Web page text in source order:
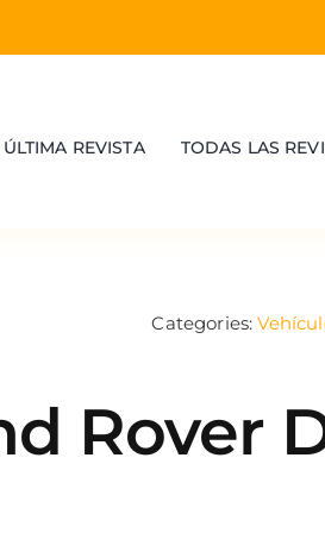
ÚLTIMA REVISTA TODAS LAS
Categories:
Rover